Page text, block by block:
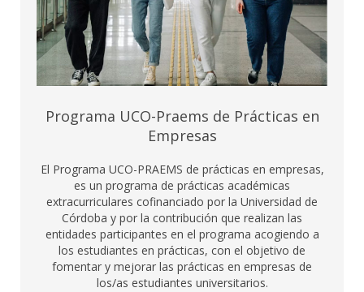
Programa UCO-Praems de Prácticas en
Empresas
El Programa UCO-PRAEMS de prácticas en empresas,
es un programa de prácticas académicas
extracurriculares cofinanciado por la Universidad de
Córdoba y por la contribución que realizan las
entidades participantes en el programa acogiendo a
los estudiantes en prácticas, con el objetivo de
fomentar y mejorar las prácticas en empresas de
los/as estudiantes universitarios.